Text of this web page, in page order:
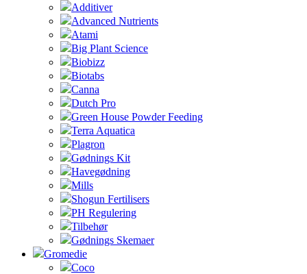
Additiver
Advanced Nutrients
Atami
Big Plant Science
Biobizz
Biotabs
Canna
Dutch Pro
Green House Powder Feeding
Terra Aquatica
Plagron
Gødnings Kit
Havegødning
Mills
Shogun Fertilisers
PH Regulering
Tilbehør
Gødnings Skemaer
Gromedie
Coco